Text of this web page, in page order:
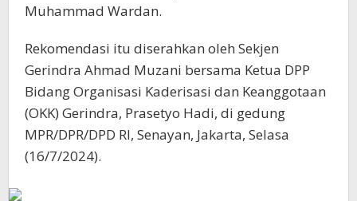
Muhammad Wardan.
Rekomendasi itu diserahkan oleh Sekjen
Gerindra Ahmad Muzani bersama Ketua DPP
Bidang Organisasi Kaderisasi dan Keanggotaan
(OKK) Gerindra, Prasetyo Hadi, di gedung
MPR/DPR/DPD RI, Senayan, Jakarta, Selasa
(16/7/2024).